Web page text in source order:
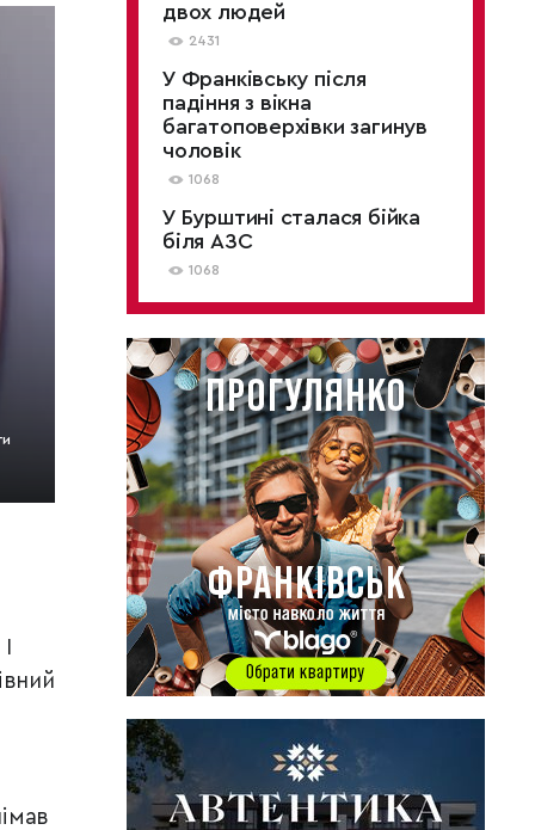
двох людей
2431
У Франківську після
падіння з вікна
багатоповерхівки загинув
чоловік
1068
У Бурштині сталася бійка
біля АЗС
1068